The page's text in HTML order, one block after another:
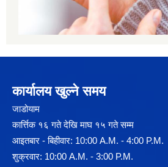
कार्यालय खुल्ने समय
जाडोयाम
कार्त्तिक १६ गते देखि माघ १५ गते सम्म
आइतबार - बिहीवार: 10:00 A.M. - 4:00 P.M.
शुक्रवार: 10:00 A.M. - 3:00 P.M.